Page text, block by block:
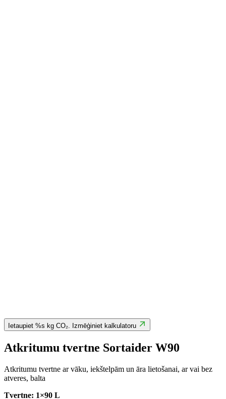
Ietaupiet %s kg CO₂. Izmēģiniet kalkulatoru
Atkritumu tvertne Sortaider W90
Atkritumu tvertne ar vāku, iekštelpām un āra lietošanai, ar vai bez
atveres, balta
Tvertne: 1×90 L